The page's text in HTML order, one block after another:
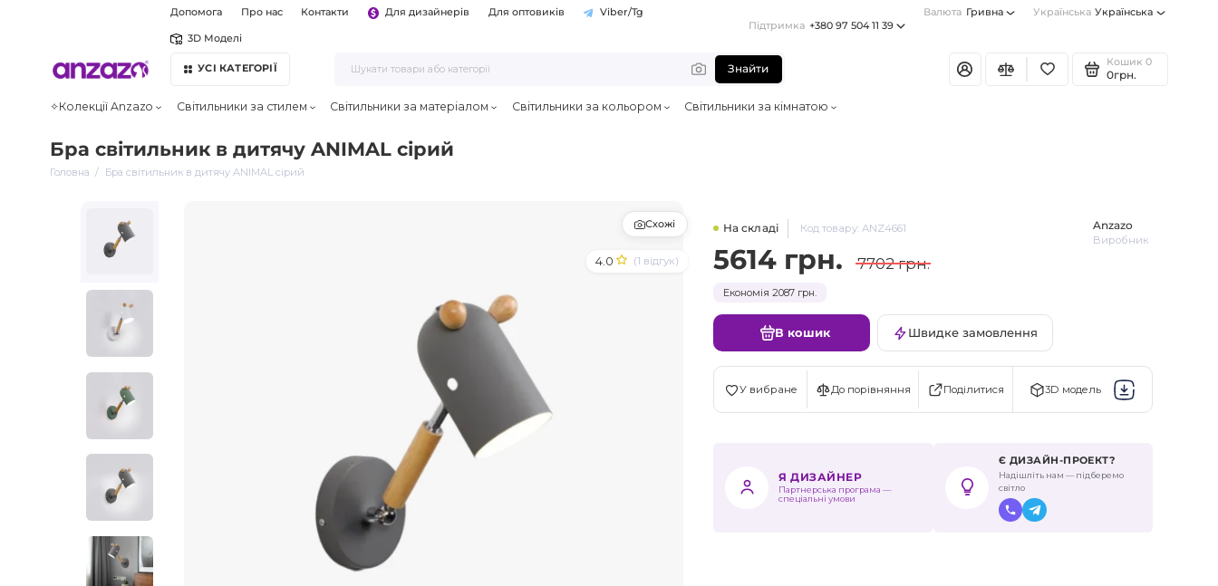
Допомога Про нас Контакти Для дизайнерів Для оптовиків Viber/Tg
3D Моделі
Підтримка +380 97 504 11 39
Валюта Гривна Українська Українська
УСІ КАТЕГОРІЇ Знайти
Кошик 0
0грн.
✧Колекції Anzazo Світильники за стилем Світильники за матеріалом Світильники за кольором Світильники за кімнатою
Бра світильник в дитячу ANIMAL сірий
Головна Бра світильник в дитячу ANIMAL сірий
4.0 (1 відгук)
Схожі На складі Код товару: ANZ4661
Anzazo
Виробник
5614 грн. 7702 грн.
Економія 2087 грн.
В кошик Швидке замовлення
У вибране До порівняння Поділитися 3D модель
Я ДИЗАЙНЕР
Партнерська програма —
спеціальні умови
Є ДИЗАЙН-ПРОЕКТ?
Надішліть нам — підберемо
світло